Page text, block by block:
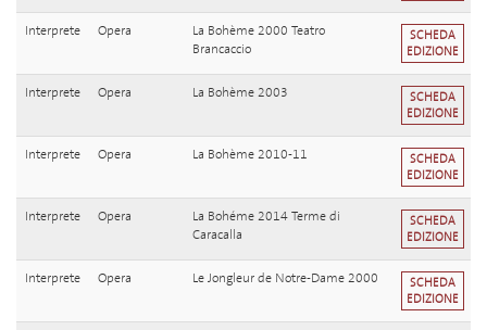
Interprete Opera
La Bohème 2000 Teatro
Brancaccio
SCHEDA
EDIZIONE
Interprete Opera La Bohème 2003
SCHEDA
EDIZIONE
Interprete Opera La Bohème 2010-11
SCHEDA
EDIZIONE
Interprete Opera
La Bohéme 2014 Terme di
Caracalla
SCHEDA
EDIZIONE
Interprete Opera Le Jongleur de Notre-Dame 2000
SCHEDA
EDIZIONE